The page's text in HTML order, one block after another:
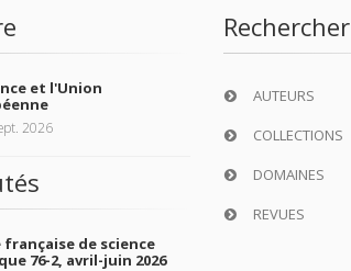
et l'Union
2026
française de science
76-2, avril-juin 2026
Rechercher
AUTEURS
COLLECTIONS
DOMAINES
REVUES